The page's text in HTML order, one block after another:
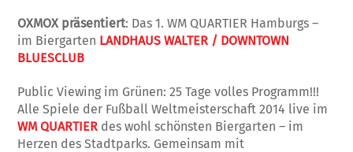
OXMOX präsentiert: Das 1. WM QUARTIER Hamburgs –
im Biergarten LANDHAUS WALTER / DOWNTOWN
BLUESCLUB
Public Viewing im Grünen: 25 Tage volles Programm!!!
Alle Spiele der Fußball Weltmeisterschaft 2014 live im
WM QUARTIER des wohl schönsten Biergarten – im
Herzen des Stadtparks. Gemeinsam mit